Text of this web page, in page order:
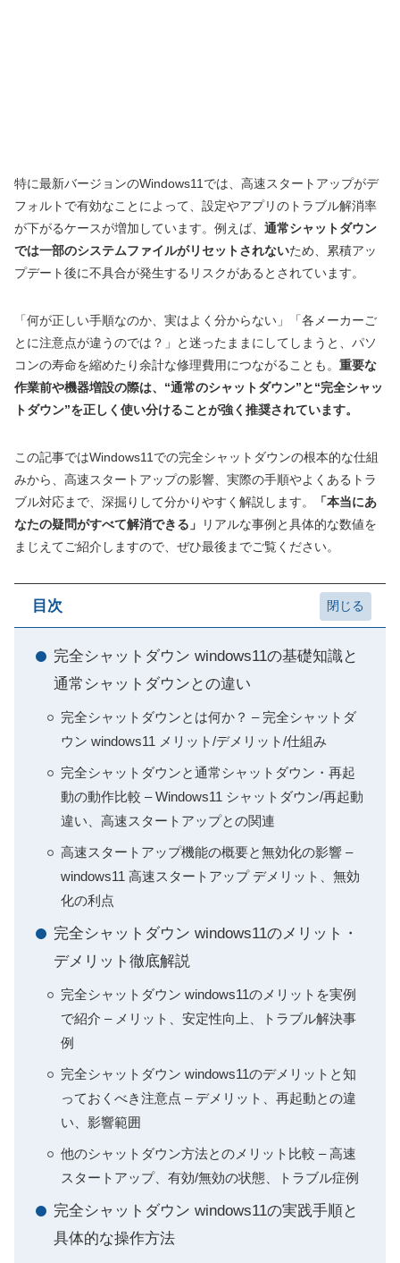
特に最新バージョンのWindows11では、高速スタートアップがデ
フォルトで有効なことによって、設定やアプリのトラブル解消率
が下がるケースが増加しています。例えば、 通常シャットダウン
では一部のシステムファイルがリセットされないため、累積アッ
プデート後に不具合が発生するリスクがあるとされています。
「何が正しい手順なのか、実はよく分からない」「各メーカーご
とに注意点が違うのでは？」と迷ったままにしてしまうと、パソ
コンの寿命を縮めたり余計な修理費用につながることも。 重要な
作業前や機器増設の際は、“通常のシャットダウン”と“完全シャッ
トダウン”を正しく使い分けることが強く推奨されています。
この記事ではWindows11での完全シャットダウンの根本的な仕組
みから、高速スタートアップの影響、実際の手順やよくあるトラ
ブル対応まで、深掘りして分かりやすく解説します。
「本当にあ
なたの疑問がすべて解消できる」
リアルな事例と具体的な数値を
まじえてご紹介しますので、ぜひ最後までご覧ください。
目次
完全シャットダウン windows11の基礎知識と
通常シャットダウンとの違い
完全シャットダウンとは何か？ – 完全シャットダ
ウン windows11 メリット/デメリット/仕組み
完全シャットダウンと通常シャットダウン・再起
動の動作比較 – Windows11 シャットダウン/再起動
違い、高速スタートアップとの関連
高速スタートアップ機能の概要と無効化の影響 –
windows11 高速スタートアップ デメリット、無効
化の利点
完全シャットダウン windows11のメリット・
デメリット徹底解説
完全シャットダウン windows11のメリットを実例
で紹介 – メリット、安定性向上、トラブル解決事
例
完全シャットダウン windows11のデメリットと知
っておくべき注意点 – デメリット、再起動との違
い、影響範囲
他のシャットダウン方法とのメリット比較 – 高速
スタートアップ、有効/無効の状態、トラブル症例
完全シャットダウン windows11の実践手順と
具体的な操作方法